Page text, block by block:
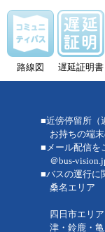
路線図 遅延証明書
■近傍停留所（
お持ちの端末
■メール配信を
＠bus-
■バスの運行に
桑名エリ
：八
四日市エリ
津・鈴鹿・